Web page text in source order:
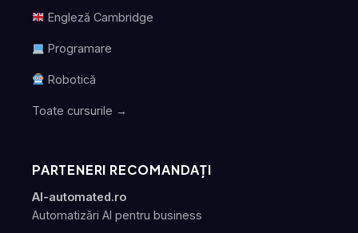
Engleză Cambridge
Programare
Robotică
Toate cursurile →
PARTENERI RECOMANDAȚI
AI-automated.ro
Automatizări AI pentru business